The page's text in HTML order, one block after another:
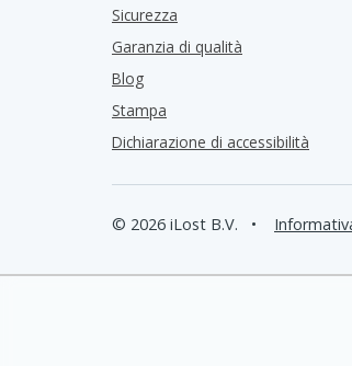
Sicurezza
Garanzia di qualità
Blog
Stampa
Dichiarazione di accessibilità
© 2026 iLost B.V. •